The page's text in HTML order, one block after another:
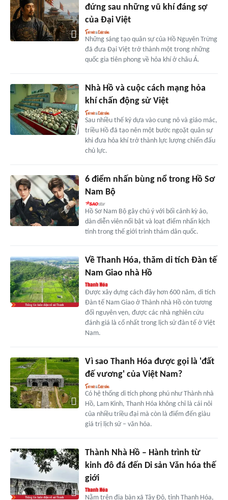
đứng sau những vũ khí đáng sợ
của Đại Việt
Những sáng tạo quân sự của Hồ Nguyên Trừng
đã đưa Đại Việt trở thành một trong những
quốc gia tiên phong về hỏa khí ở châu Á.
Nhà Hồ và cuộc cách mạng hỏa
khí chấn động sử Việt
Sau nhiều thế kỷ dựa vào cung nỏ và giáo mác,
triều Hồ đã tạo nên một bước ngoặt quân sự
khi đưa hỏa khí trở thành lực lượng chiến đấu
chủ lực.
6 điểm nhấn bùng nổ trong Hồ Sơ
Nam Bộ
Hồ Sơ Nam Bộ gây chú ý với bối cảnh kỳ ảo,
dàn diễn viên nổi bật và loạt điểm nhấn kịch
tính trong thế giới trinh thám dân quốc.
Về Thanh Hóa, thăm di tích Đàn tế
Nam Giao nhà Hồ
Được xây dựng cách đây hơn 600 năm, di tích
Đàn tế Nam Giao ở Thành nhà Hồ còn tương
đối nguyên vẹn, được các nhà nghiên cứu
đánh giá là cổ nhất trong lịch sử đàn tế ở Việt
Nam.
Vì sao Thanh Hóa được gọi là 'đất
đế vương' của Việt Nam?
Có hệ thống di tích phong phú như Thành nhà
Hồ, Lam Kinh, Thanh Hóa không chỉ là cái nôi
của nhiều triều đại mà còn là điểm đến giàu
giá trị lịch sử – văn hóa.
Thành Nhà Hồ – Hành trình từ
kinh đô đá đến Di sản Văn hóa thế
giới
Nằm trên địa bàn xã Tây Đô, tỉnh Thanh Hóa,